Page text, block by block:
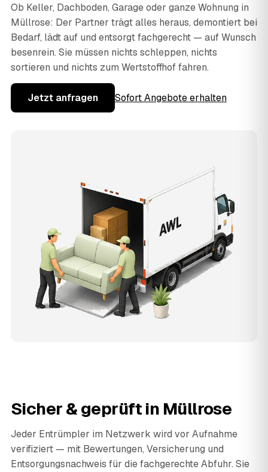
Ob Keller, Dachboden, Garage oder ganze Wohnung in
Müllrose: Der Partner trägt alles heraus, demontiert bei
Bedarf, lädt auf und entsorgt fachgerecht — auf Wunsch
besenrein. Sie müssen nichts schleppen, nichts
sortieren und nichts zum Wertstoffhof fahren.
Jetzt anfragen Sofort Angebote erhalten
Sicher & geprüft in Müllrose
Jeder Entrümpler im Netzwerk wird vor Aufnahme
verifiziert — mit Bewertungen, Versicherung und
Entsorgungsnachweis für die fachgerechte Abfuhr. Sie